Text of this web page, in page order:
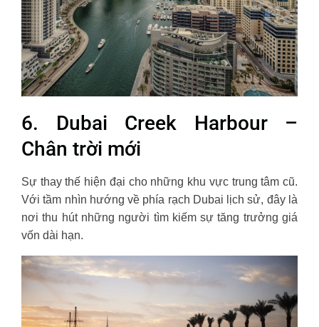
6. Dubai Creek Harbour –
Chân trời mới
Sự thay thế hiện đại cho những khu vực trung tâm cũ.
Với tầm nhìn hướng về phía rạch Dubai lịch sử, đây là
nơi thu hút những người tìm kiếm sự tăng trưởng giá
vốn dài hạn.